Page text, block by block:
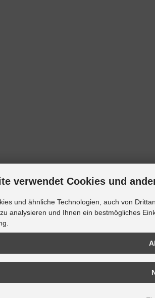
verwendet Cookies und
und ähnliche Technologien, auch von
analysieren und Ihnen ein bestmögliches